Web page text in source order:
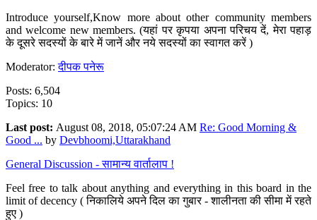
Introduce yourself,Know more about other community members
and welcome new members. (यहां पर कृपया अपना परिचय दें, मेरा पहाड़
के दूसरे सदस्यों के बारे में जानें और नये सदस्यों का स्वागत करें )
Moderator:दीपक पनेरू
Posts: 6,504
Topics: 10
Last post: August 08, 2018, 05:07:24 AM Re: Good Morning &
Good ... by Devbhoomi,Uttarakhand
General Discussion - सामान्य वार्तालाप !
Feel free to talk about anything and everything in this board in the
limit of decency ( निकालिये अपने दिल का गुबार - शालीनता की सीमा में रहते
हुए )